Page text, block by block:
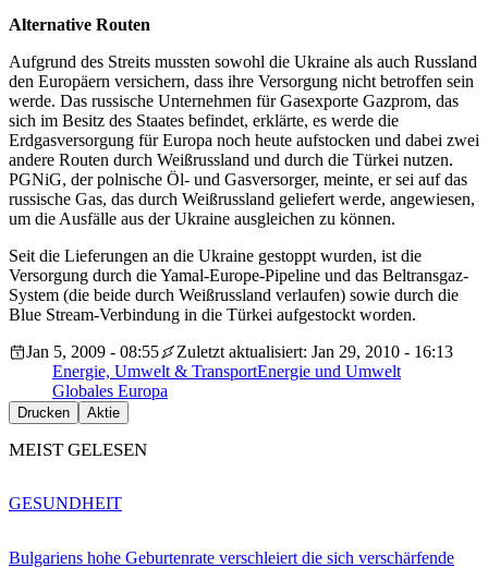
Alternative Routen
Aufgrund des Streits mussten sowohl die Ukraine als auch Russland
den Europäern versichern, dass ihre Versorgung nicht betroffen sein
werde. Das russische Unternehmen für Gasexporte Gazprom, das
sich im Besitz des Staates befindet, erklärte, es werde die
Erdgasversorgung für Europa noch heute aufstocken und dabei zwei
andere Routen durch Weißrussland und durch die Türkei nutzen.
PGNiG, der polnische Öl- und Gasversorger, meinte, er sei auf das
russische Gas, das durch Weißrussland geliefert werde, angewiesen,
um die Ausfälle aus der Ukraine ausgleichen zu können.
Seit die Lieferungen an die Ukraine gestoppt wurden, ist die
Versorgung durch die Yamal-Europe-Pipeline und das Beltransgaz-
System (die beide durch Weißrussland verlaufen) sowie durch die
Blue Stream-Verbindung in die Türkei aufgestockt worden.
Jan 5, 2009 - 08:55
Zuletzt aktualisiert: Jan 29, 2010 - 16:13
Energie, Umwelt & TransportEnergie und Umwelt
Globales Europa
Drucken Aktie
MEIST GELESEN
Bulgariens hohe Geburtenrate verschleiert die sich verschärfende
GESUNDHEIT